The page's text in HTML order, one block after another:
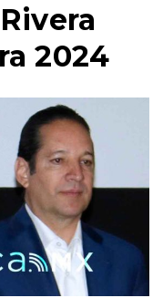
2024